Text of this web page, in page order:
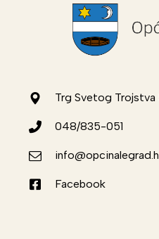
Trg Svetog
048/835-051
Facebook